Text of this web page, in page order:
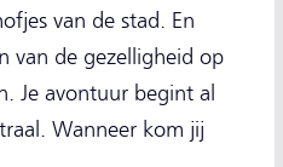
van de stad. En
van de gezelligheid op
Je avontuur begint al
Wanneer kom jij